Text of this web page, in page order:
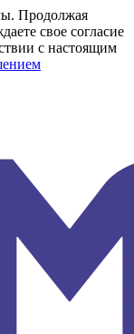
Продолжая
свое согласие
с настоящим